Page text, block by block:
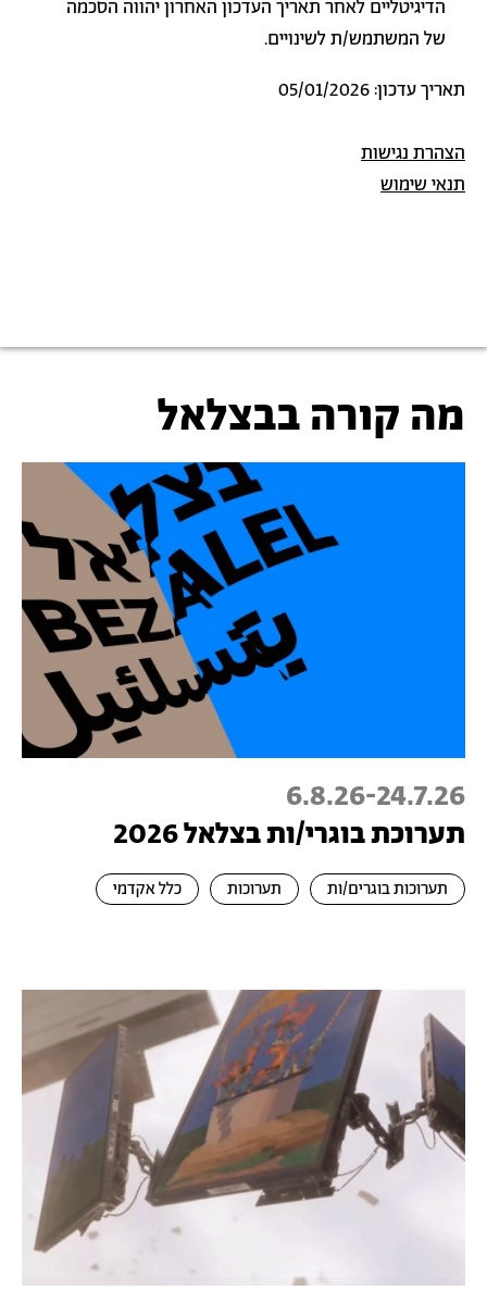
הדיגיטליים לאחר תאריך העדכון האחרון יהווה הסכמה
של המשתמש/ת לשינויים.
תאריך עדכון: 05/01/2026
הצהרת נגישות
תנאי שימוש
מה קורה בבצלאל
24.7.26
-
6.8.26
תערוכת בוגרי/ות בצלאל 2026
תערוכות בוגרים/ות תערוכות כלל אקדמי